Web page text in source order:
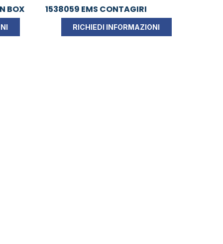
BOX 1538059 EMS CONTAGIRI
RICHIEDI INFORMAZIONI